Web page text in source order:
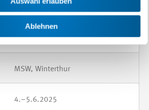
Ablehnen
Elektroniker/in
MSW, Winterthur
4.–5.6.2025